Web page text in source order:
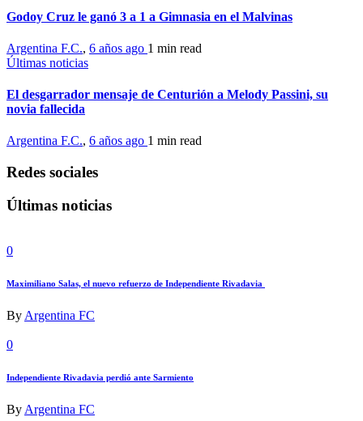
Godoy Cruz le ganó 3 a 1 a Gimnasia en el Malvinas
Argentina F.C., 6 años ago 1 min read
Últimas noticias
El desgarrador mensaje de Centurión a Melody Passini, su
novia fallecida
Argentina F.C., 6 años ago 1 min read
Redes sociales
Últimas noticias
0
Maximiliano Salas, el nuevo refuerzo de Independiente Rivadavia
ByArgentina FC
0
Independiente Rivadavia perdió ante Sarmiento
By Argentina FC